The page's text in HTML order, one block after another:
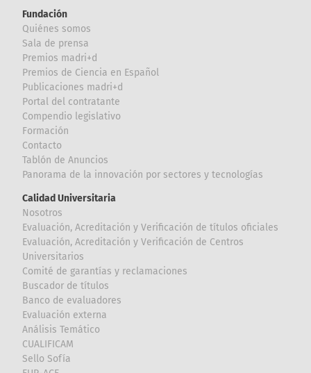
Fundación
Quiénes somos
Sala de prensa
Premios madri+d
Premios de Ciencia en Español
Publicaciones madri+d
Portal del contratante
Compendio legislativo
Formación
Contacto
Tablón de Anuncios
Panorama de la innovación por sectores y tecnologías
Calidad Universitaria
Nosotros
Evaluación, Acreditación y Verificación de títulos oficiales
Evaluación, Acreditación y Verificación de Centros
Universitarios
Comité de garantías y reclamaciones
Buscador de títulos
Banco de evaluadores
Evaluación externa
Análisis Temático
CUALIFICAM
Sello Sofía